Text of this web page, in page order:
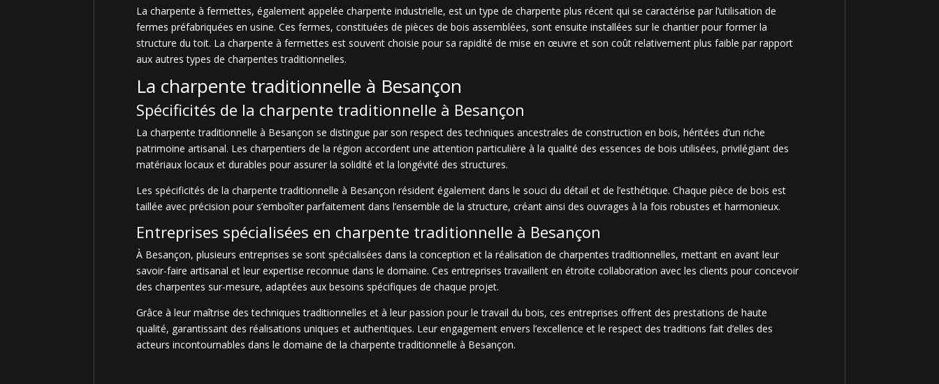
La charpente à fermettes, également appelée charpente industrielle, est un type de charpente plus récent qui se caractérise par l’utilisation de
fermes préfabriquées en usine. Ces fermes, constituées de pièces de bois assemblées, sont ensuite installées sur le chantier pour former la
structure du toit. La charpente à fermettes est souvent choisie pour sa rapidité de mise en œuvre et son coût relativement plus faible par rapport
aux autres types de charpentes traditionnelles.
La charpente traditionnelle à Besançon
Spécificités de la charpente traditionnelle à Besançon
La charpente traditionnelle à Besançon se distingue par son respect des techniques ancestrales de construction en bois, héritées d’un riche
patrimoine artisanal. Les charpentiers de la région accordent une attention particulière à la qualité des essences de bois utilisées, privilégiant des
matériaux locaux et durables pour assurer la solidité et la longévité des structures.
Les spécificités de la charpente traditionnelle à Besançon résident également dans le souci du détail et de l’esthétique. Chaque pièce de bois est
taillée avec précision pour s’emboîter parfaitement dans l’ensemble de la structure, créant ainsi des ouvrages à la fois robustes et harmonieux.
Entreprises spécialisées en charpente traditionnelle à Besançon
À Besançon, plusieurs entreprises se sont spécialisées dans la conception et la réalisation de charpentes traditionnelles, mettant en avant leur
savoir-faire artisanal et leur expertise reconnue dans le domaine. Ces entreprises travaillent en étroite collaboration avec les clients pour concevoir
des charpentes sur-mesure, adaptées aux besoins spécifiques de chaque projet.
Grâce à leur maîtrise des techniques traditionnelles et à leur passion pour le travail du bois, ces entreprises offrent des prestations de haute
qualité, garantissant des réalisations uniques et authentiques. Leur engagement envers l’excellence et le respect des traditions fait d’elles des
acteurs incontournables dans le domaine de la charpente traditionnelle à Besançon.